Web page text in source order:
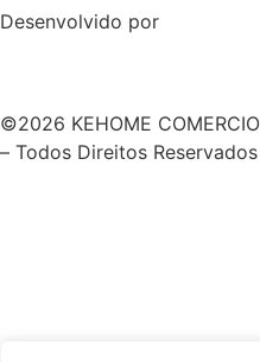
Desenvolvido por
©2026 KEHOME
– Todos Direitos